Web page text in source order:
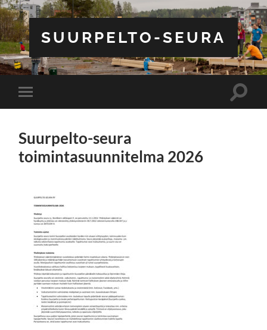
SUURPELTO-SEURA
Toggle
mobile
Toggle
Suurpelto-seura
toimintasuunnitelma 2026